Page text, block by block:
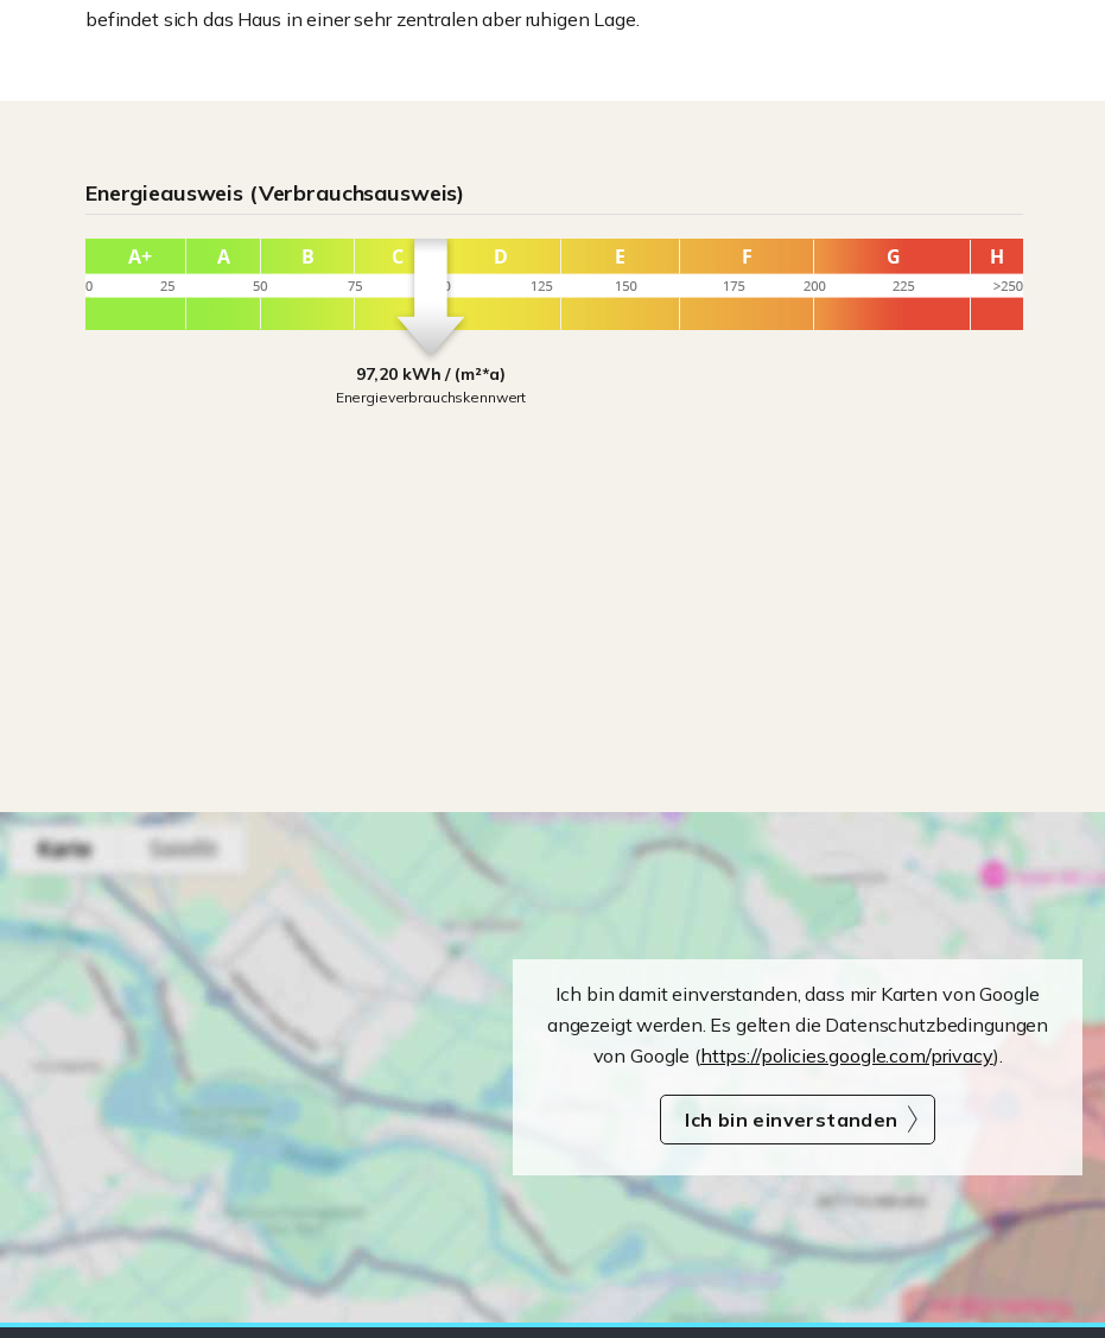
befindet sich das Haus in einer sehr zentralen aber ruhigen Lage.
Energieausweis (Verbrauchsausweis)
97,20 kWh / (m²*a)
Energieverbrauchskennwert
Ich bin damit einverstanden, dass mir Karten von Google
angezeigt werden. Es gelten die Datenschutzbedingungen
von Google (https://policies.google.com/privacy).
Ich bin einverstanden